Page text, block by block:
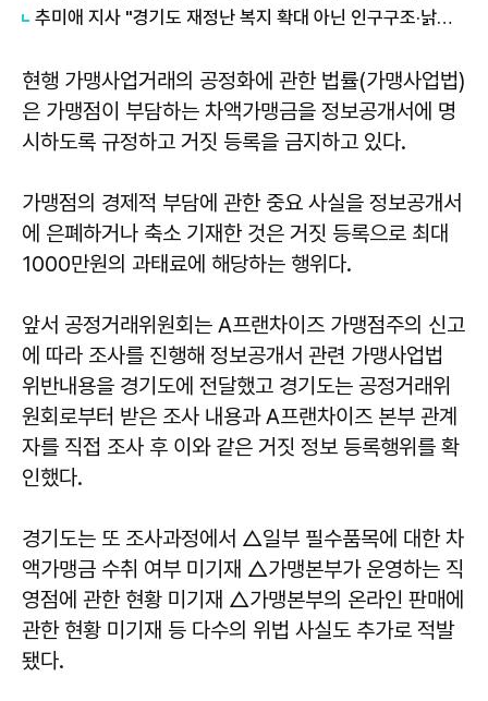
추미애 지사 "경기도 재정난 복지 확대 아닌 인구구조·낡은 세수체계 문제"
현행 가맹사업거래의 공정화에 관한 법률(가맹사업법)
은 가맹점이 부담하는 차액가맹금을 정보공개서에 명
시하도록 규정하고 거짓 등록을 금지하고 있다.
가맹점의 경제적 부담에 관한 중요 사실을 정보공개서
에 은폐하거나 축소 기재한 것은 거짓 등록으로 최대
1000만원의 과태료에 해당하는 행위다.
앞서 공정거래위원회는 A프랜차이즈 가맹점주의 신고
에 따라 조사를 진행해 정보공개서 관련 가맹사업법
위반내용을 경기도에 전달했고 경기도는 공정거래위
원회로부터 받은 조사 내용과 A프랜차이즈 본부 관계
자를 직접 조사 후 이와 같은 거짓 정보 등록행위를 확
인했다.
경기도는 또 조사과정에서 △일부 필수품목에 대한 차
액가맹금 수취 여부 미기재 △가맹본부가 운영하는 직
영점에 관한 현황 미기재 △가맹본부의 온라인 판매에
관한 현황 미기재 등 다수의 위법 사실도 추가로 적발
됐다.